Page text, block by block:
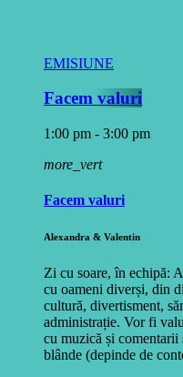
EMISIUNE
Facem valuri
1:00 pm - 3:00 pm
more_vert
Facem valuri
Alexandra & Valentin
Zi cu soare, în echipă:
cu oameni diverși, din
cultură, divertisment,
administrație. Vor fi
cu muzică și comentarii
blânde (depinde de